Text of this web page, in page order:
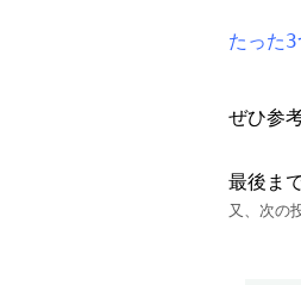
たった
ぜひ参
最後ま
又、次の